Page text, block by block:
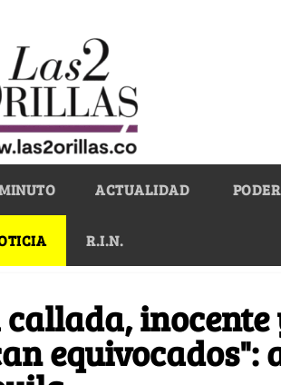
ACTUALIDAD PODER
R.I.N.
callada,
equivocados":